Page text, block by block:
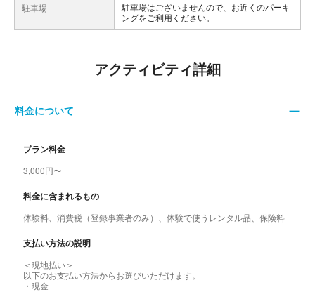
駐車場
駐車場はございませんので、お近くのパーキ
ングをご利用ください。
アクティビティ詳細
料金について
プラン料金
3,000円〜
料金に含まれるもの
体験料、消費税（登録事業者のみ）、体験で使うレンタル品、保険料
支払い方法の説明
＜現地払い＞
以下のお支払い方法からお選びいただけます。
・現金